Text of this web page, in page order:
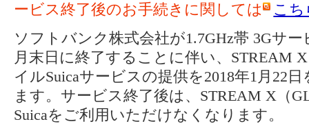
ービス終了後のお手続きに関しては
こち
ソフトバンク株式会社が1.7GHz帯 3Gサー
月末日に終了することに伴い、STREAM
イルSuicaサービスの提供を2018年1月22
ます。サービス終了後は、STREAM X（
Suicaをご利用いただけなくなります。